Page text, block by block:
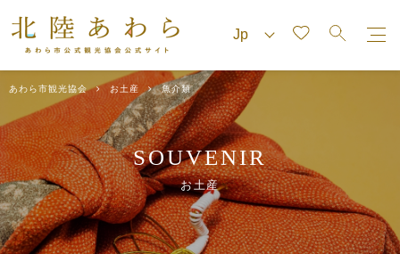
あわら市観光協会 お土産 魚介類
SOUVENIR
お土産